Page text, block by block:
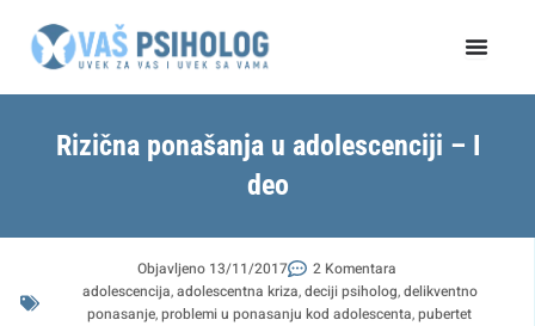
Rizična ponašanja u adolescenciji – I
deo
Objavljeno 13/11/2017
2 Komentara
adolescencija,adolescentna kriza,deciji psiholog,delikventno
ponasanje,problemi u ponasanju kod adolescenta,pubertet